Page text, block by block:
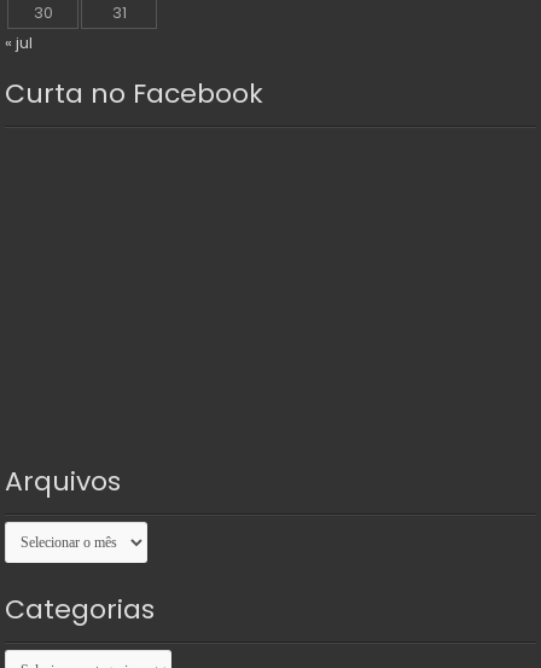
30
31
« jul
Curta no Facebook
Arquivos
Arquivos
Categorias
Categorias